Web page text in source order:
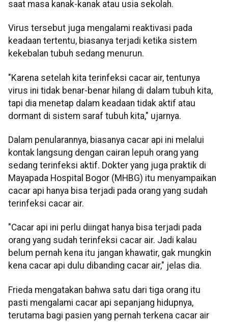
saat masa kanak-kanak atau usia sekolah.
Virus tersebut juga mengalami reaktivasi pada
keadaan tertentu, biasanya terjadi ketika sistem
kekebalan tubuh sedang menurun.
"Karena setelah kita terinfeksi cacar air, tentunya
virus ini tidak benar-benar hilang di dalam tubuh kita,
tapi dia menetap dalam keadaan tidak aktif atau
dormant di sistem saraf tubuh kita," ujarnya.
Dalam penularannya, biasanya cacar api ini melalui
kontak langsung dengan cairan lepuh orang yang
sedang terinfeksi aktif. Dokter yang juga praktik di
Mayapada Hospital Bogor (MHBG) itu menyampaikan
cacar api hanya bisa terjadi pada orang yang sudah
terinfeksi cacar air.
"Cacar api ini perlu diingat hanya bisa terjadi pada
orang yang sudah terinfeksi cacar air. Jadi kalau
belum pernah kena itu jangan khawatir, gak mungkin
kena cacar api dulu dibanding cacar air," jelas dia.
Frieda mengatakan bahwa satu dari tiga orang itu
pasti mengalami cacar api sepanjang hidupnya,
terutama bagi pasien yang pernah terkena cacar air